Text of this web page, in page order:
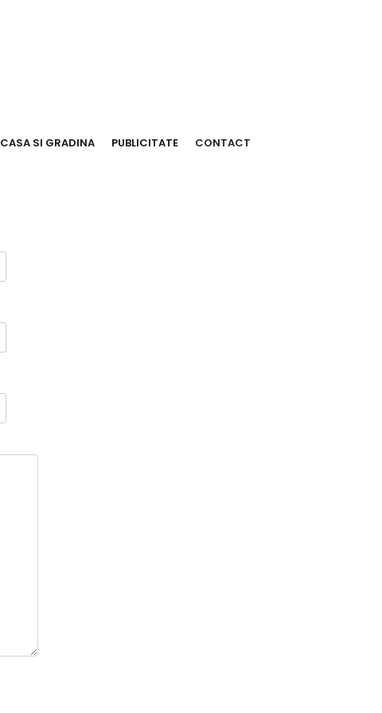
CASA SI GRADINA PUBLICITATE CONTACT